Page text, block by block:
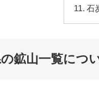
石
鉱山一覧につ